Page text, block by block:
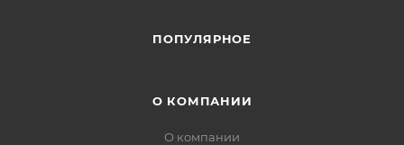
ПОПУЛЯРНОЕ
О КОМПАНИИ
О компании